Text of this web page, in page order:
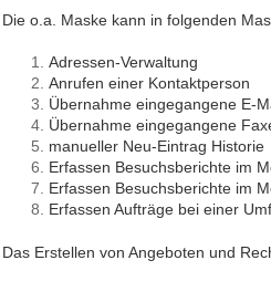
Die o.a. Maske kann in folgenden
Adressen-Verwaltung
Anrufen einer Kontaktperson
Übernahme eingegangene E-
Übernahme eingegangene
manueller Neu-Eintrag Historie
Erfassen Besuchsberichte im
Erfassen Besuchsberichte im
Erfassen Aufträge bei einer
Das Erstellen von Angeboten und